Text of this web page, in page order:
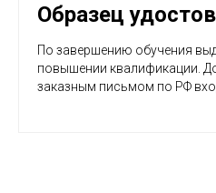
Образец
По завершению обучения
повышении квалификации.
заказным письмом по РФ